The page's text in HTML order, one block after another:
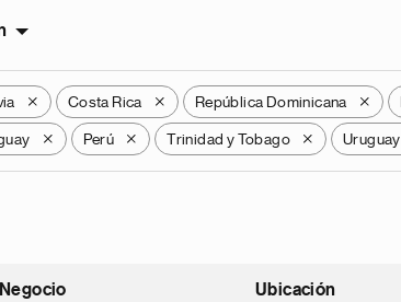
X Costa Rica X República Dominicana X
X Perú X Trinidad y Tobago X Uruguay
Negocio Ubicación